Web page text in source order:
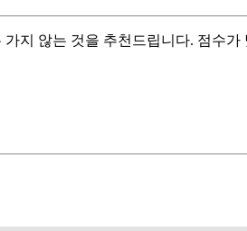
지 않는 것을 추천드립니다. 점수